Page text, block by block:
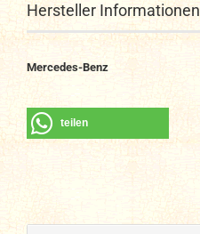
Hersteller Informationen
Mercedes-Benz
teilen